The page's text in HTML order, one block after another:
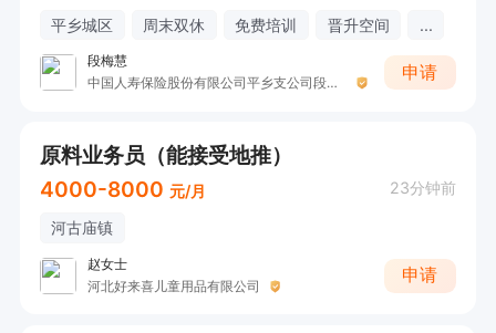
平乡城区 周末双休 免费培训 晋升空间 ...
段梅慧
中国人寿保险股份有限公司平乡支公司段梅慧
申请
原料业务员（能接受地推）
4000-8000 元/月 23分钟前
河古庙镇
赵女士
河北好来喜儿童用品有限公司
申请